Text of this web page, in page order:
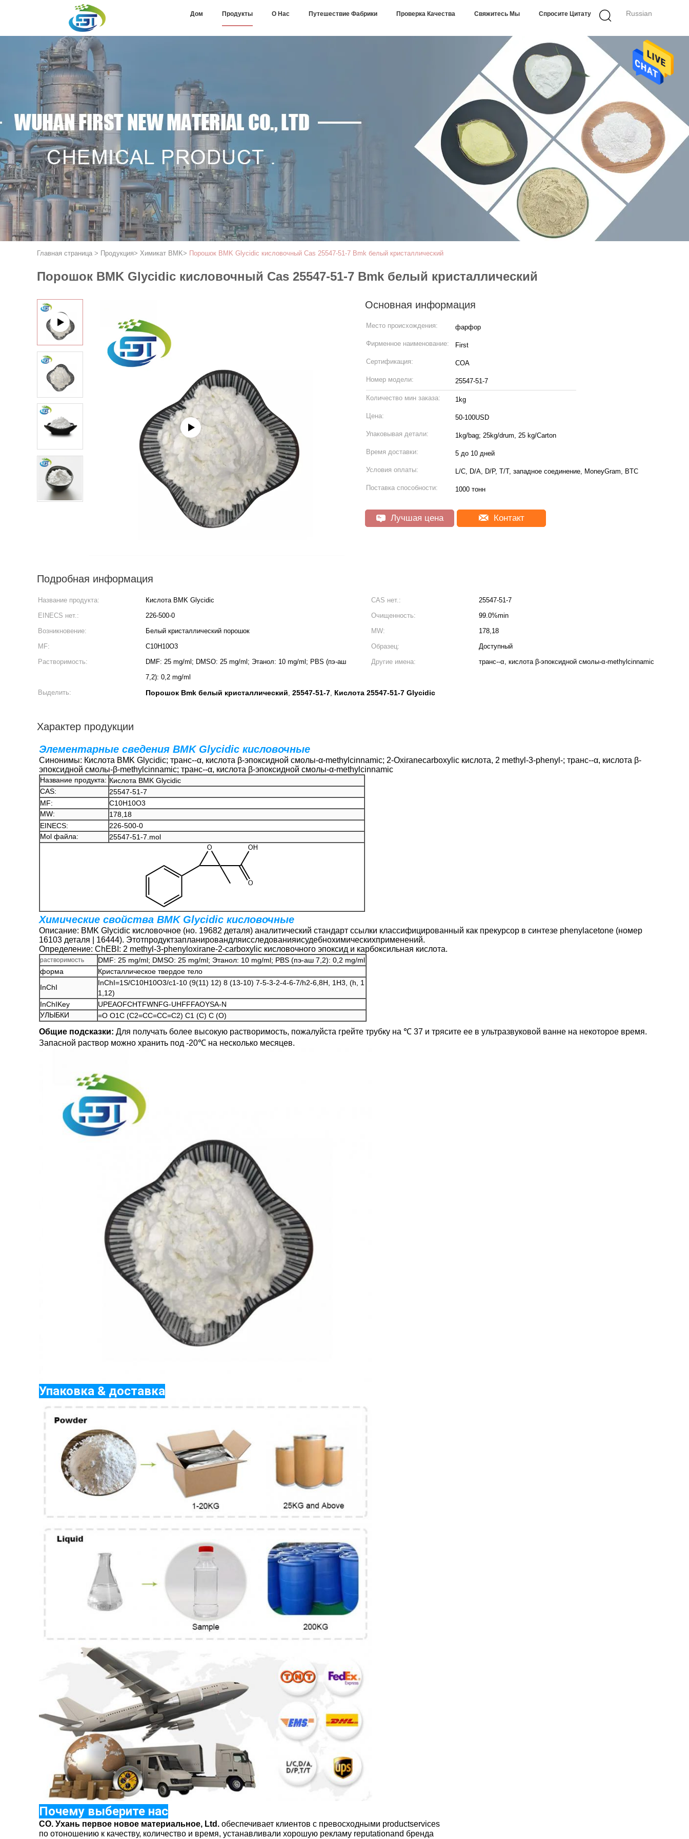
Russian
Дом Продукты О Нас Путешествие Фабрики Проверка Качества Свяжитесь Мы Спросите Цитату
Главная страница > Продукция> Химикат BMK> Порошок BMK Glycidic кисловочный Cas 25547-51-7 Bmk белый кристаллический
Порошок BMK Glycidic кисловочный Cas 25547-51-7 Bmk белый кристаллический
Основная информация
Место происхождения: фарфор
Фирменное наименование: First
Сертификация: COA
Номер модели: 25547-51-7
Количество мин заказа: 1kg
Цена: 50-100USD
Упаковывая детали: 1kg/bag; 25kg/drum, 25 kg/Carton
Время доставки: 5 до 10 дней
Условия оплаты: L/C, D/A, D/P, T/T, западное соединение, MoneyGram, BTC
Поставка способности: 1000 тонн
Лучшая цена Контакт
Подробная информация
Название продукта: Кислота BMK Glycidic CAS нет.:
25547-51-7
EINECS нет.:
226-500-0 Очищенность:
99.0%min
Возникновение:
Белый кристаллический порошок MW:
178,18
MF:
C10H10O3 Образец:
Доступный
Растворимость:
DMF: 25 mg/ml; DMSO: 25 mg/ml; Этанол: 10 mg/ml; PBS (пэ-аш
7,2): 0,2 mg/ml
Другие имена: транс--α, кислота β-эпоксидной смолы-α-methylcinnamic
Выделить: Порошок Bmk белый кристаллический, 25547-51-7, Кислота 25547-51-7 Glycidic
Характер продукции
Элементарные сведения BMK Glycidic кисловочные
Синонимы: Кислота BMK Glycidic; транс--α, кислота β-эпоксидной смолы-α-methylcinnamic; 2-Oxiranecarboxylic кислота, 2 methyl-3-phenyl-; транс--α, кислота β-
эпоксидной смолы-β-methylcinnamic; транс--α, кислота β-эпоксидной смолы-α-methylcinnamic
Название продукта: Кислота BMK Glycidic
CAS:
25547-51-7
MF:
C10H10O3
MW:
178,18
EINECS:
226-500-0
Mol файла:
25547-51-7.mol
Химические свойства BMK Glycidic кисловочные
Описание: BMK Glycidic кисловочное (но. 19682 деталя) аналитический стандарт ссылки классифицированный как прекурсор в синтезе phenylacetone (номер
16103 деталя | 16444). Этотпродуктзапланировандляисследованияисудебнохимическихприменений.
Определение: ChEBI: 2 methyl-3-phenyloxirane-2-carboxylic кисловочного эпоксид и карбоксильная кислота.
растворимость
DMF: 25 mg/ml; DMSO: 25 mg/ml; Этанол: 10 mg/ml; PBS (пэ-аш 7,2): 0,2 mg/ml
форма
Кристаллическое твердое тело
InChI
InChI=1S/C10H10O3/c1-10 (9(11) 12) 8 (13-10) 7-5-3-2-4-6-7/h2-6,8H, 1H3, (h, 1
1,12)
InChIKey
UPEAOFCHTFWNFG-UHFFFAOYSA-N
УЛЫБКИ
=O O1C (C2=CC=CC=C2) C1 (C) C (O)
Общие подсказки: Для получать более высокую растворимость, пожалуйста грейте трубку на ℃ 37 и трясите ее в ультразвуковой ванне на некоторое время.
Запасной раствор можно хранить под -20℃ на несколько месяцев.
Упаковка & доставка
Почему выберите нас
CO. Ухань первое новое материальное, Ltd. обеспечивает клиентов с превосходными productservices
по отоношению к качеству, количество и время, устанавливали хорошую рекламу reputationand бренда